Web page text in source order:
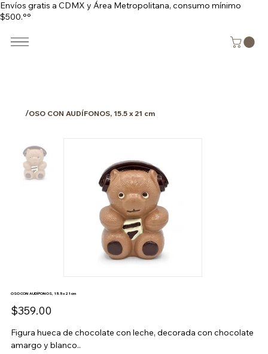
Envíos gratis a CDMX y Área Metropolitana, consumo mínimo
$500.°°
/OSO CON AUDÍFONOS, 15.5 x 21 cm
OSO CON AUDÍFONOS, 15.5 x 21 cm
Precio
$359.00
Figura hueca de chocolate con leche, decorada con chocolate
amargo y blanco..